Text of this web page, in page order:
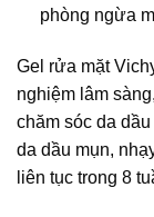
phòng ngừa
Gel rửa mặt
nghiệm lâm
chăm sóc da
da dầu mụn,
liên tục trong 8